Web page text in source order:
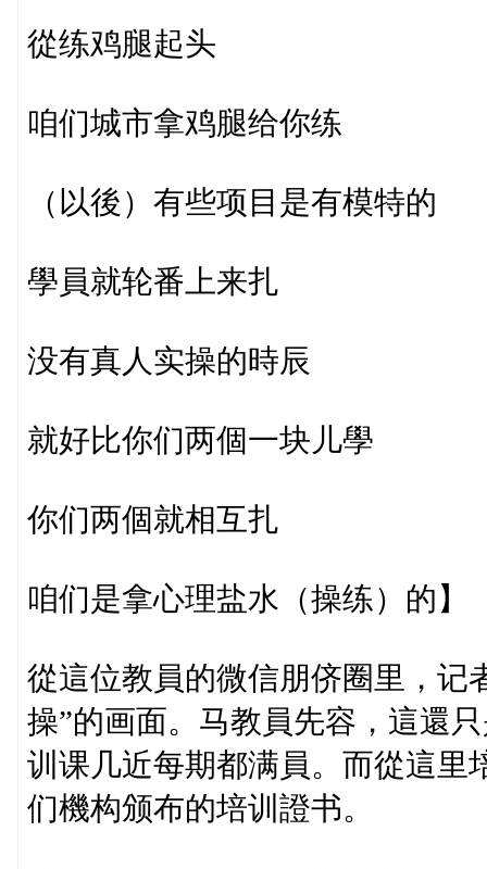
從练鸡腿起头
咱们城市拿鸡腿给你练
（以後）有些项目是有模特的
學員就轮番上来扎
没有真人实操的時辰
就好比你们两個一块儿學
你们两個就相互扎
咱们是拿心理盐水（操练）的】
從這位教員的微信朋侪圈里，记
操”的画面。马教員先容，這還
训课几近每期都满員。而從這里
们機构颁布的培训證书。